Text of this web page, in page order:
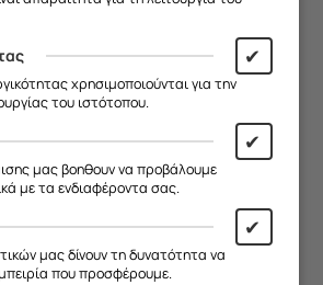
ΓΚΡΙΛ KUPP 3340W
✔
χρησιμοποιούνται για την
του ιστότοπου.
✔
μας βοηθουν να προβάλουμε
με τα ενδιαφέροντα σας.
✔
μας δίνουν τη δυνατότητα να
που προσφέρουμε.
ευχαριστούμε για την
και σας ευχόμαστε καλό
να σας ενημερώσουμε ότι
μας θα παραμείνει
από13/08 έως και 18/08
ξανά κοντά σας από
19/08.